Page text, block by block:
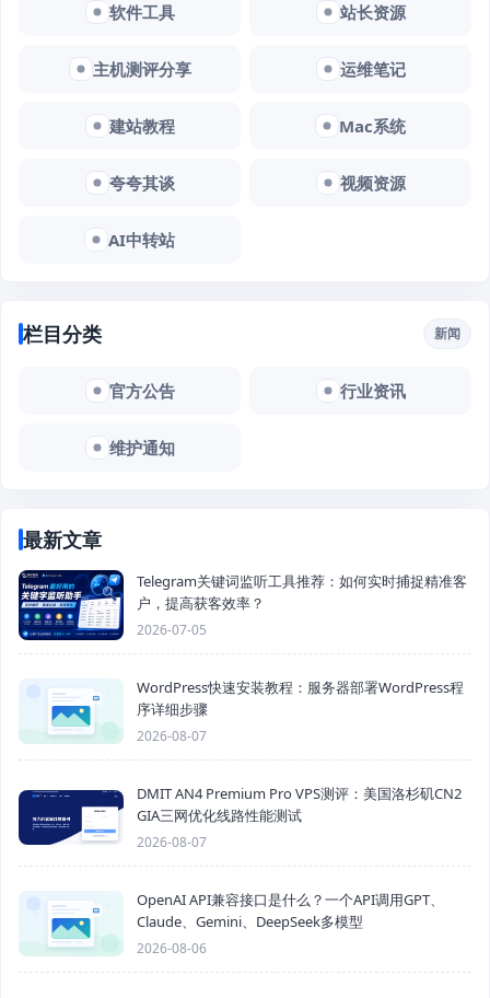
软件工具 站长资源
主机测评分享 运维笔记
建站教程 Mac系统
夸夸其谈 视频资源
AI中转站
栏目分类 新闻
官方公告 行业资讯
维护通知
最新文章
Telegram关键词监听工具推荐：如何实时捕捉精准客
户，提高获客效率？
2026-07-05
WordPress快速安装教程：服务器部署WordPress程
序详细步骤
2026-08-07
DMIT AN4 Premium Pro VPS测评：美国洛杉矶CN2
GIA三网优化线路性能测试
2026-08-07
OpenAI API兼容接口是什么？一个API调用GPT、
Claude、Gemini、DeepSeek多模型
2026-08-06